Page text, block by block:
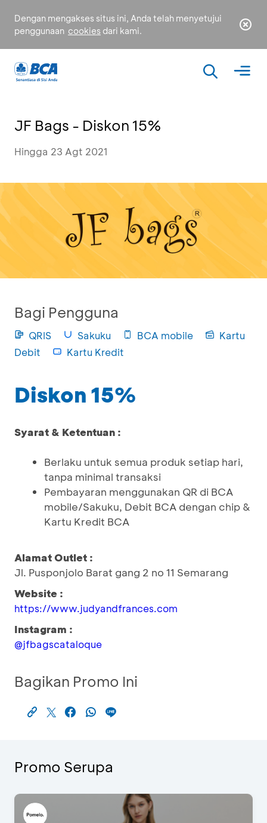
Dengan mengakses situs ini, Anda telah menyetujui
penggunaan cookies dari kami.
JF Bags - Diskon 15%
Hingga 23 Agt 2021
Bagi Pengguna
QRIS Sakuku BCA mobile
Kartu
Debit
Kartu Kredit
Diskon 15%
Syarat & Ketentuan :
Berlaku untuk semua produk setiap hari,
tanpa minimal transaksi
Pembayaran menggunakan QR di BCA
mobile/Sakuku, Debit BCA dengan chip &
Kartu Kredit BCA
Alamat Outlet :
Jl. Pusponjolo Barat gang 2 no 11 Semarang
Website :
https://www.judyandfrances.com
Instagram :
@jfbagscataloque
Bagikan Promo Ini
Promo Serupa